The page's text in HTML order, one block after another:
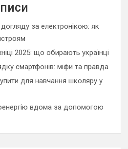
за електронікою: як
2025: що обирають українці
смартфонів: міфи та правда
для навчання школяру у
вдома за допомогою